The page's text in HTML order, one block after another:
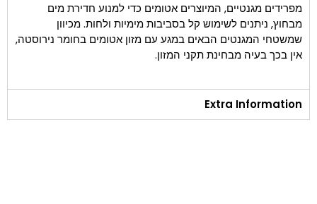
מפרידים מגנטיים, המיוצרים אטומים כדי למנוע חדירת מים
מבחוץ, ניתנים לשימוש קל בסביבות מימיות ולחות. מכיוון
שמשטחי המגנטים הבאים במגע עם מזון אטומים בחומר נירוסטה,
אין בכך בעיה מבחינת תקני המזון.
Extra Information